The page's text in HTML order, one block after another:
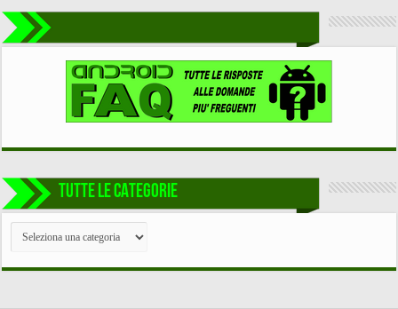
TUTTE LE CATEGORIE
TUTTE
CATEGORIE